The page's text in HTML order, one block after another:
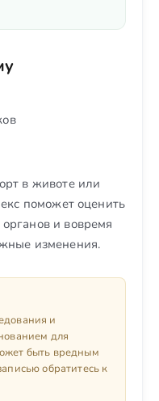
в животе или
поможет оценить
и вовремя
изменения.
и
для
быть вредным
обратитесь к